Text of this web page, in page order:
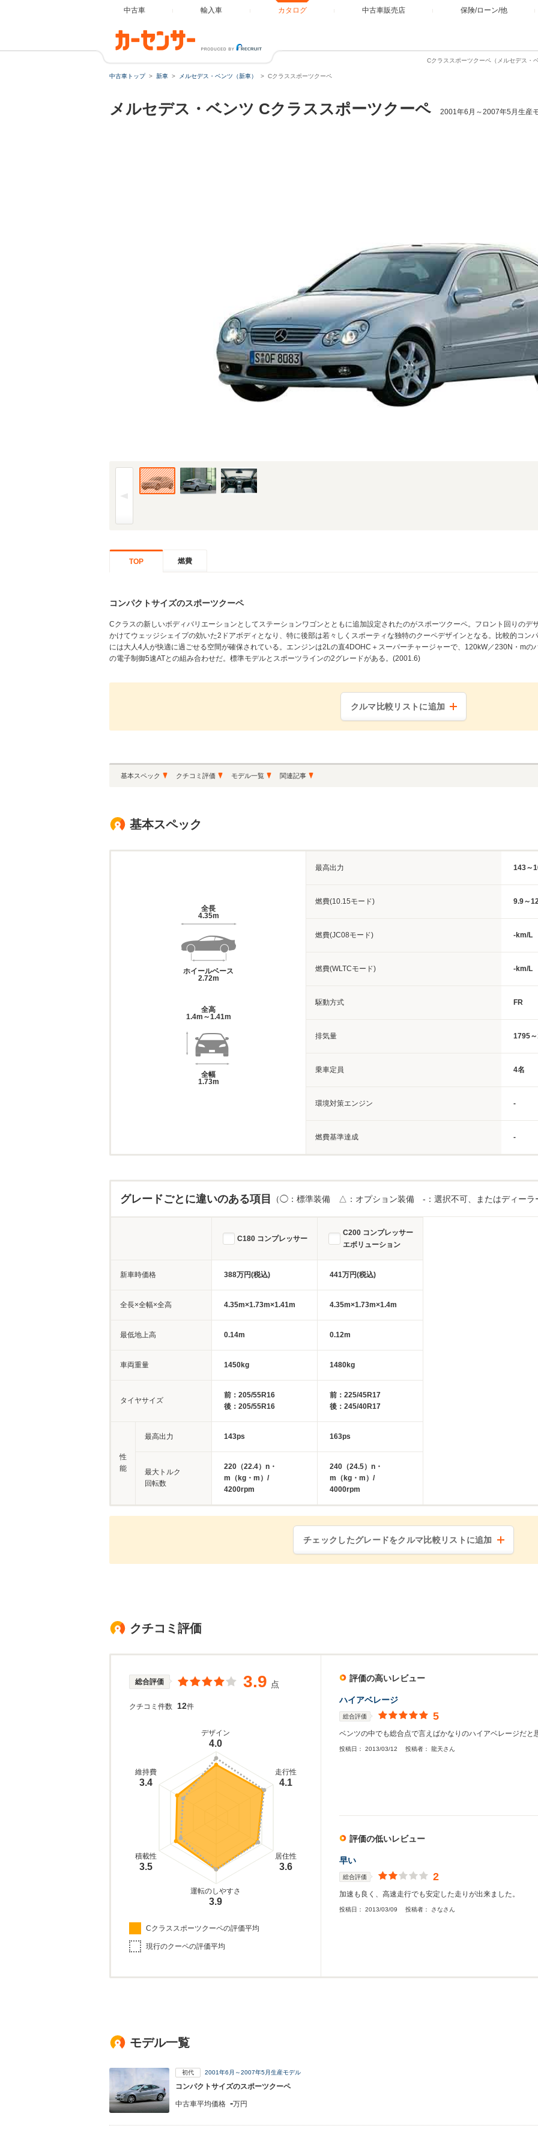
中古車 輸入車 カタログ 中古車販売店 保険/ローン/他
Cクラススポーツクーペ（メルセデス・
中古車トップ 新車 メルセデス・ベンツ（新車） Cクラススポーツクーペ
メルセデス・ベンツ Cクラススポーツクーペ 2001年6月～2007年5月生産
04年(H16)6月、MC時の3.5 C350(日本未導入)のフロント (1/3枚)
TOP 燃費
コンパクトサイズのスポーツクーペ
Cクラスの新しいボディバリエーションとしてステーションワゴンとともに追加設定されたのがスポーツクーペ。フロント回りのデ
かけてウェッジシェイプの効いた2ドアボディとなり、特に後部は若々しくスポーティな独特のクーペデザインとなる。比較的コン
には大人4人が快適に過ごせる空間が確保されている。エンジンは2Lの直4DOHC＋スーパーチャージャーで、120kW／230N・mの
の電子制御5速ATとの組み合わせだ。標準モデルとスポーツラインの2グレードがある。(2001.6)
クルマ比較リストに追加
基本スペック クチコミ評価 モデル一覧 関連記事
基本スペック
全長
4.35m
ホイールベース
2.72m
全高
1.4m～1.41m
全幅
1.73m
最高出力 143～
燃費(10.15モード) 9.9～
燃費(JC08モード) -km/L
燃費(WLTCモード) -km/L
駆動方式 FR
排気量 1795
乗車定員 4名
環境対策エンジン -
燃費基準達成 -
グレードごとに違いのある項目 （◯：標準装備 △：オプション装備 -：選択不可、またはディーラ
新車時価格
全長×全幅×全高
最低地上高
車両重量
タイヤサイズ
性
能
最高出力
最大トルク
回転数
C180 コンプレッサー
C200 コンプレッサー
エボリューション
388万円(税込) 441万円(税込)
4.35m×1.73m×1.41m 4.35m×1.73m×1.4m
0.14m 0.12m
1450kg 1480kg
前：205/55R16
後：205/55R16
前：225/45R17
後：245/40R17
143ps 163ps
220（22.4）n・
m（kg・m）/
4200rpm
240（24.5）n・
m（kg・m）/
4000rpm
チェックしたグレードをクルマ比較リストに追加
クチコミ評価
総合評価 3.9 点
クチコミ件数 12件
デザイン
4.0
走行性
4.1
居住性
3.6
運転のしやすさ
3.9
積載性
3.5
維持費
3.4
Cクラススポーツクーペの評価平均
現行のクーペの評価平均
評価の高いレビュー
ハイアベレージ
総合評価 5
ベンツの中でも総合点で言えばかなりのハイアベレージだと
投稿日： 2013/03/12 投稿者： 龍天さん
評価の低いレビュー
早い
総合評価 2
加速も良く、高速走行でも安定した走りが出来ました。
投稿日： 2013/03/09 投稿者： さなさん
モデル一覧
初代 2001年6月～2007年5月生産モデル
コンパクトサイズのスポーツクーペ
中古車平均価格 -万円